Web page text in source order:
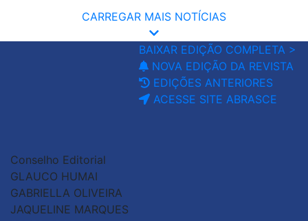
CARREGAR MAIS NOTÍCIAS
BAIXAR EDIÇÃO COMPLETA >
NOVA EDIÇÃO DA REVISTA
EDIÇÕES ANTERIORES
ACESSE SITE ABRASCE
Conselho Editorial
GLAUCO HUMAI
GABRIELLA OLIVEIRA
JAQUELINE MARQUES